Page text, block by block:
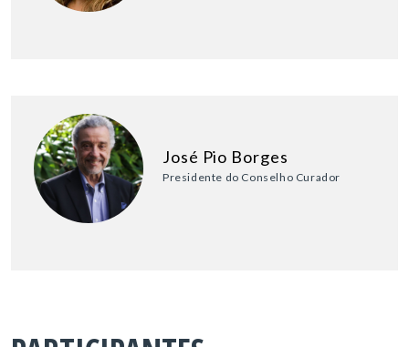
José Pio Borges
Presidente do Conselho Curador